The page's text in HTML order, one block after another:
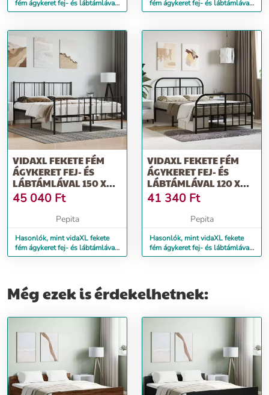
fém ágykeret fej- és lábtámlával
90x200 cm
fém ágykeret fej- és lábtámlával
100 x 190 cm
VIDAXL FEKETE FÉM
ÁGYKERET FEJ- ÉS
LÁBTÁMLÁVAL 150 X
200 CM
45 040 Ft
Pepita
Hasonlók, mint vidaXL fekete
fém ágykeret fej- és lábtámlával
150 x 200 cm
VIDAXL FEKETE FÉM
ÁGYKERET FEJ- ÉS
LÁBTÁMLÁVAL 120 X
190 CM
41 340 Ft
Pepita
Hasonlók, mint vidaXL fekete
fém ágykeret fej- és lábtámlával
120 x 190 cm
Még ezek is érdekelhetnek: